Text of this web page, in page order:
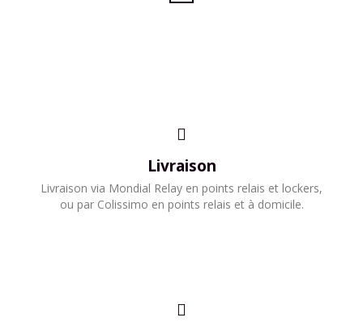
Livraison
​Livraison via Mondial Relay en points relais et lockers,
ou par Colissimo en points relais et à domicile.​